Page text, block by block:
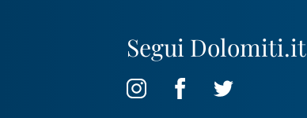
Segui Dolomiti.it